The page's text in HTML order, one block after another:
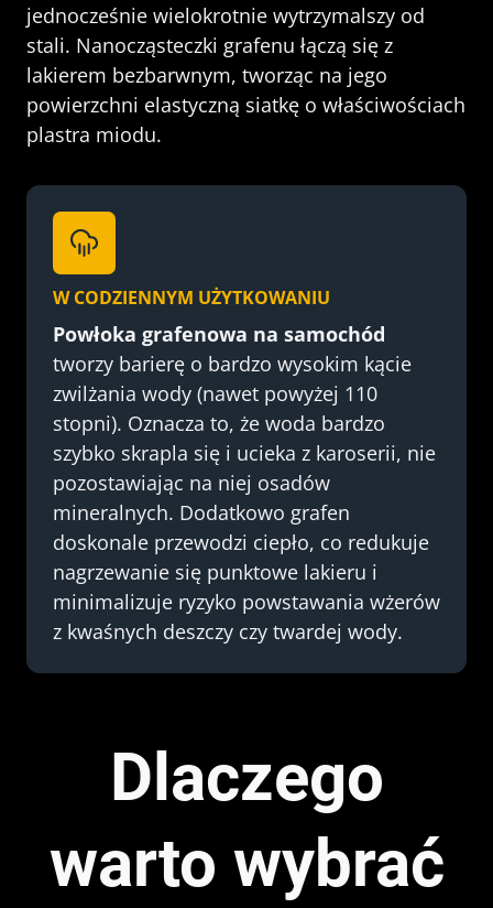
W CODZIENNYM UŻYTKOWANIU
Powłoka grafenowa na samochód
tworzy barierę o bardzo wysokim kącie
zwilżania wody (nawet powyżej 110
stopni). Oznacza to, że woda bardzo
szybko skrapla się i ucieka z karoserii, nie
pozostawiając na niej osadów
mineralnych. Dodatkowo grafen
doskonale przewodzi ciepło, co redukuje
nagrzewanie się punktowe lakieru i
minimalizuje ryzyko powstawania wżerów
z kwaśnych deszczy czy twardej wody.
jednocześnie wielokrotnie wytrzymalszy od
stali. Nanocząsteczki grafenu łączą się z
lakierem bezbarwnym, tworząc na jego
powierzchni elastyczną siatkę o właściwościach
plastra miodu.
Dlaczego
warto wybrać